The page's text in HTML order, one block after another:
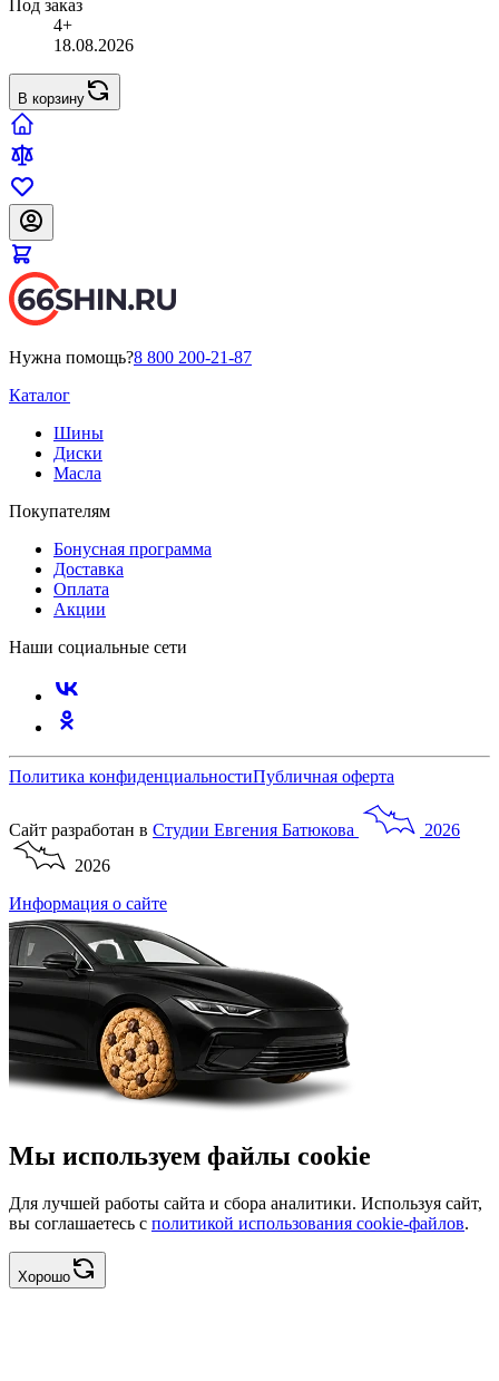
Под заказ
4+
18.08.2026
В корзину
Нужна помощь?8 800 200-21-87
Каталог
Шины
Диски
Масла
Покупателям
Бонусная программа
Доставка
Оплата
Акции
Наши социальные сети
Политика конфиденциальностиПубличная оферта
Сайт разработан в Студии Евгения Батюкова
2026
2026
Информация о сайте
Мы используем файлы cookie
Для лучшей работы сайта и сбора аналитики. Используя сайт,
вы соглашаетесь с политикой использования cookie-файлов.
Хорошо